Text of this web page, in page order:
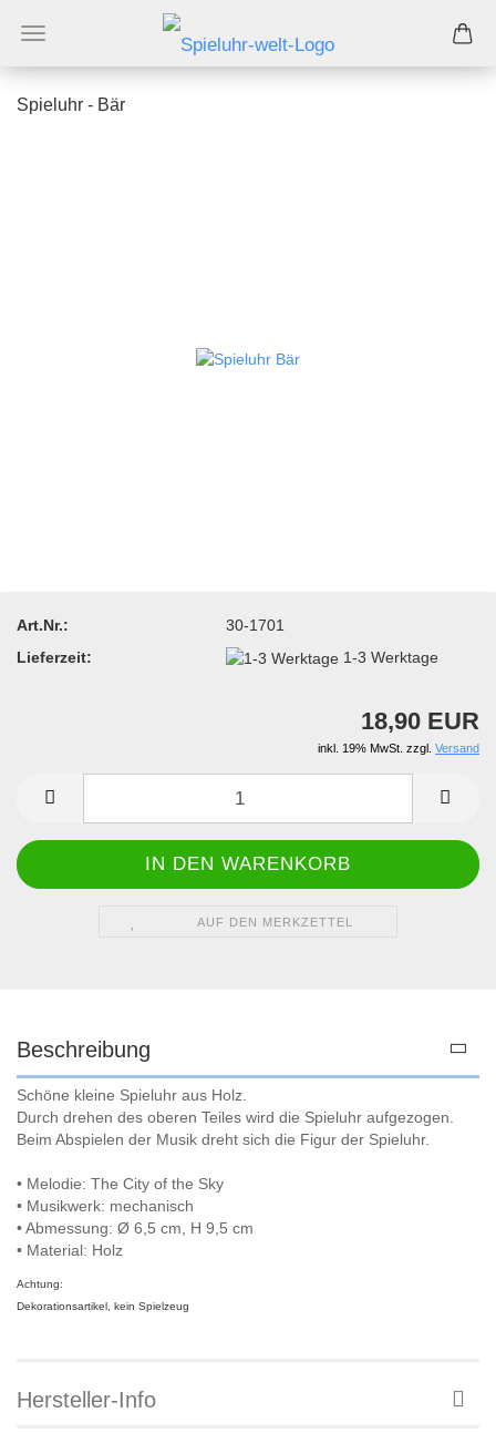
Spieluhr - Bär
Art.Nr.:
30-1701
Lieferzeit:
1-3 Werktage
18,90 EUR
inkl. 19% MwSt. zzgl. Versand
AUF DEN MERKZETTEL
Beschreibung
Schöne kleine Spieluhr aus Holz.
Durch drehen des oberen Teiles wird die Spieluhr aufgezogen.
Beim Abspielen der Musik dreht sich die Figur der Spieluhr.
• Melodie: The City of the Sky
• Musikwerk: mechanisch
• Abmessung: Ø 6,5 cm, H 9,5 cm
• Material: Holz
Achtung:
Dekorationsartikel, kein Spielzeug
Hersteller-Info